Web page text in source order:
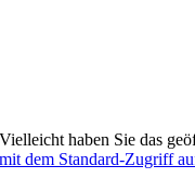
haben Sie das
dem Standard-Zugriff